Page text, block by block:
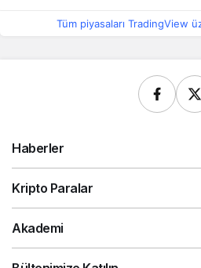
Tüm piyasaları TradingView
Haberler
Kripto Paralar
Akademi